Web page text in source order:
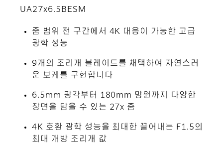
UA27x6.5BESM
줌 범위 전 구간에서 4K 대응이 가능한 고급
광학 성능
9개의 조리개 블레이드를 채택하여 자연스러
운 보케를 구현합니다
6.5mm 광각부터 180mm 망원까지 다양한
장면을 담을 수 있는 27x 줌
4K 호환 광학 성능을 최대한 끌어내는 F1.5의
최대 개방 조리개 값